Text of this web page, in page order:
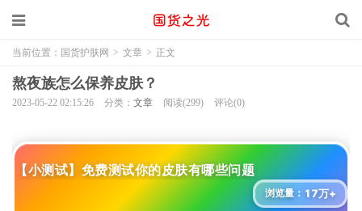
当前位置： 国货护肤网 > 文章 > 正文
熬夜族怎么保养皮肤？
2023-05-22 02:15:26 分类： 文章 阅读(299) 评论(0)
【小测试】免费测试你的皮肤有哪些问题
浏览量： 17万+